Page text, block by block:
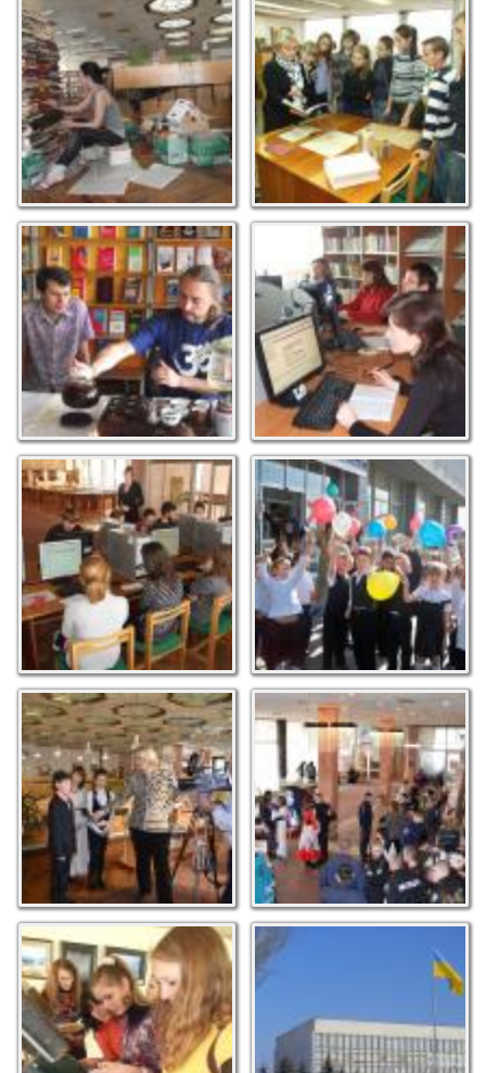
Бук-арт від художниці
Наталії Соломчак:
робочі моменти. Фото
М.С. Макарюка
Комплексний захід до
Дня бібліотек
"Доторкнутися до
дива". Фото М.С.
Макарюка
У нас в гостях
"Чайна поезія". Фото
М.С. Макарюка
Проходить навчання в
регіональному
навчальному центрі
"Бібліоміст" бібліотеки.
Фото М.С. Макарюка
Знайомство з мережею
"Інтернет". Навчання
проводить спеціаліст
відділу обслуговуваня.
Фото М.С. Макарюка
Радощам немає меж.
Відкриття бібліосалону
для дітей "Казковий
диванчик". Фото М.С.
Макарюка
Такі маленькі, а вже –
зірки! Під час
проведення науково-
практичної конференції
«Музей - невичерпна
скарбниця людських
святинь». Фото М.С.
Макарюка
Флешмоб до Дня
закоханих "Під
прицілом купідона".
Фото О. Лавінюкова
Ексклюзивні матеріали.
Ерудиція - зброя
справжньої жінки. Фото
М.С. Макарюка
Виявляється, у нас теж
буває сніг! Фото М.С.